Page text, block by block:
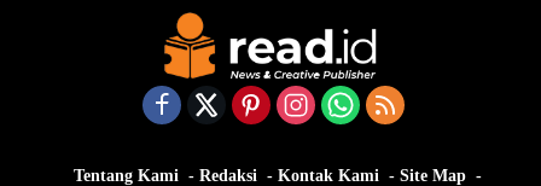
Tentang Kami Redaksi Kontak Kami
Site Map